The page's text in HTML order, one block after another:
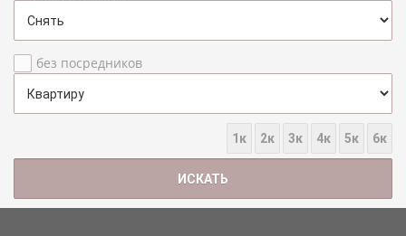
без посредников
1к 2к 3к 4к 5к 6к